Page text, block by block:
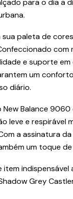
para o dia a
paleta de
com
e suporte
um
diário.
New Balance
leve e respirável
a assinatura
um toque
Grey